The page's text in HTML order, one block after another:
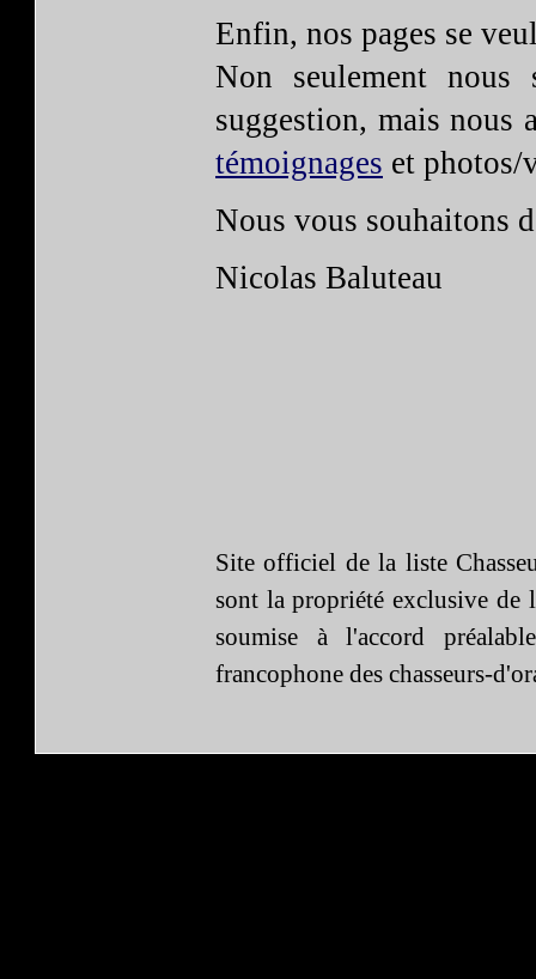
Enfin, nos pages se
Non seulement nous
suggestion, mais nous
témoignages et photos/
Nous vous souhaitons
Nicolas Baluteau
Site officiel de la liste
sont la propriété exclusive de
soumise à l'accord
francophone des chasseurs-